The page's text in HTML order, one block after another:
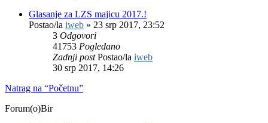
Glasanje za LZS majicu 2017.!
Postao/la iweb » 23 srp 2017, 23:52
3 Odgovori
41753 Pogledano
Zadnji postPostao/la iweb
30 srp 2017, 14:26
Natrag na “Početnu”
Forum(o)Bir